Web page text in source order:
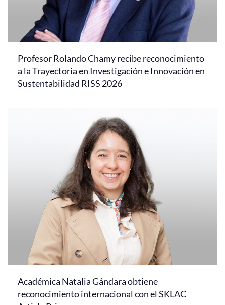
Profesor Rolando Chamy recibe reconocimiento
a la Trayectoria en Investigación e Innovación en
Sustentabilidad RISS 2026
Académica Natalia Gándara obtiene
reconocimiento internacional con el SKLAC